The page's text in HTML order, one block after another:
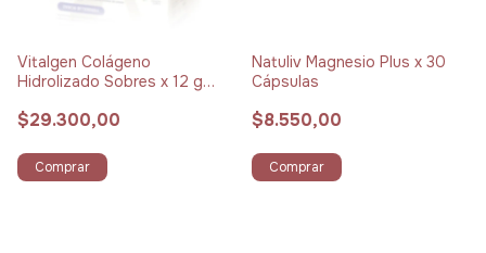
Vitalgen Colágeno
Hidrolizado Sobres x 12 g
$29.300,00
Comprar
Natuliv Magnesio Plus x 30
Cápsulas
$8.550,00
Comprar